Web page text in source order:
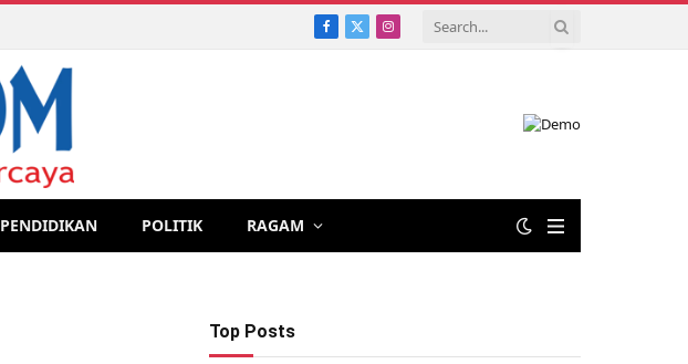
Facebook
X
Instagram
PENDIDIKAN POLITIK RAGAM
Top Posts